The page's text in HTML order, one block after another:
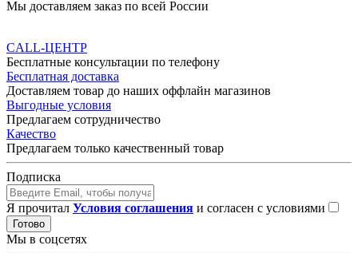
Мы доставляем заказ по всей России
CALL-ЦЕНТР
Бесплатные консультации по телефону
Бесплатная доставка
Доставляем товар до наших оффлайн магазинов
Выгодные условия
Предлагаем сотрудничество
Качество
Предлагаем только качественный товар
Подписка
Я прочитал Условия соглашения и согласен с условиями
Готово
Мы в соцсетях